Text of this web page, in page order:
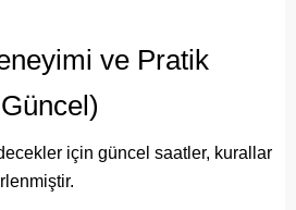
ve Pratik
için güncel saatler, kurallar